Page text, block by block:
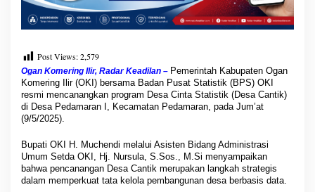
Post Views:2,579
Ogan Komering Ilir, Radar Keadilan – Pemerintah Kabupaten Ogan
Komering Ilir (OKI) bersama Badan Pusat Statistik (BPS) OKI
resmi mencanangkan program Desa Cinta Statistik (Desa Cantik)
di Desa Pedamaran I, Kecamatan Pedamaran, pada Jum’at
(9/5/2025).
Bupati OKI H. Muchendi melalui Asisten Bidang Administrasi
Umum Setda OKI, Hj. Nursula, S.Sos., M.Si menyampaikan
bahwa pencanangan Desa Cantik merupakan langkah strategis
dalam memperkuat tata kelola pembangunan desa berbasis data.